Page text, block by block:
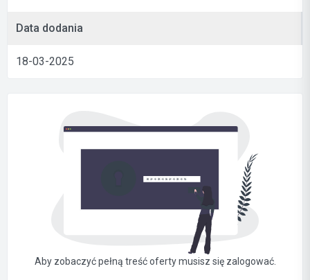
Data dodania
18-03-2025
Aby zobaczyć pełną treść oferty musisz się zalogować.